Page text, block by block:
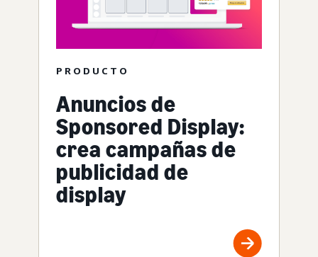
PRODUCTO
Anuncios de
Sponsored Display:
crea campañas de
publicidad de
display